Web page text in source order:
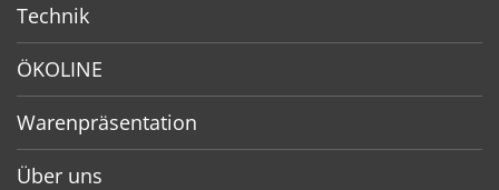
Technik
ÖKOLINE
Warenpräsentation
Über uns